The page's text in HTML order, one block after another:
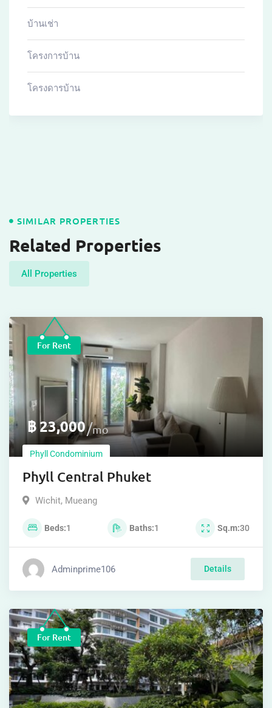
บ้านเช่า
โครงการบ้าน
โครงดารบ้าน
SIMILAR PROPERTIES
Related Properties
All Properties
For Rent
฿23,000 mo
Phyll Condominium
Phyll Central Phuket
Wichit, Mueang
Beds 1 Baths 1 Sq.m 30
Adminprime106 Details
For Rent